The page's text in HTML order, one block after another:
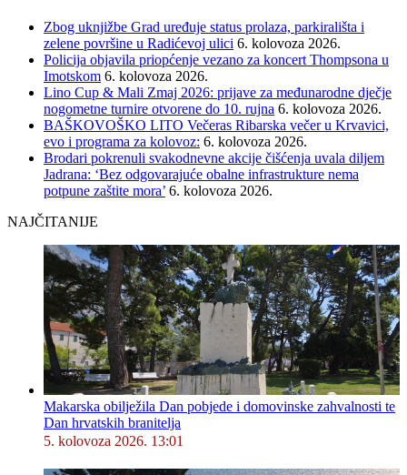
Zbog uknjižbe Grad uređuje status prolaza, parkirališta i
zelene površine u Radićevoj ulici 6. kolovoza 2026.
Policija objavila priopćenje vezano za koncert Thompsona u
Imotskom 6. kolovoza 2026.
Lino Cup & Mali Zmaj 2026: prijave za međunarodne dječje
nogometne turnire otvorene do 10. rujna 6. kolovoza 2026.
BAŠKOVOŠKO LITO Večeras Ribarska večer u Krvavici,
evo i programa za kolovoz: 6. kolovoza 2026.
Brodari pokrenuli svakodnevne akcije čišćenja uvala diljem
Jadrana: ‘Bez odgovarajuće obalne infrastrukture nema
potpune zaštite mora’ 6. kolovoza 2026.
NAJČITANIJE
Makarska obilježila Dan pobjede i domovinske zahvalnosti te
Dan hrvatskih branitelja
5. kolovoza 2026. 13:01